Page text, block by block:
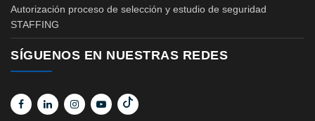
Autorización proceso de selección y estudio de seguridad
STAFFING
SÍGUENOS EN NUESTRAS REDES